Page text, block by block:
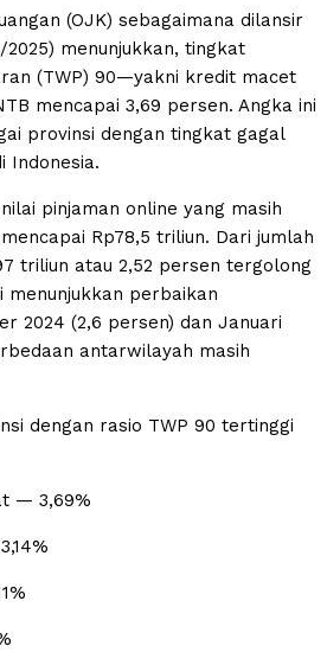
(OJK) sebagaimana dilansir
2025) menunjukkan, tingkat
(TWP) 90—yakni kredit macet
mencapai 3,69 persen. Angka ini
provinsi dengan tingkat gagal
Indonesia.
pinjaman online yang masih
Rp78,5 triliun. Dari jumlah
triliun atau 2,52 persen tergolong
menunjukkan perbaikan
2024 (2,6 persen) dan Januari
antarwilayah masih
dengan rasio TWP 90 tertinggi
— 3,69%